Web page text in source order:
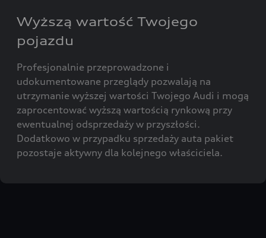
Wyższą wartość Twojego
pojazdu
Profesjonalnie przeprowadzone i
udokumentowane przeglądy pozwalają na
utrzymanie wyższej wartości Twojego Audi i mogą
zaprocentować wyższą wartością rynkową przy
ewentualnej odsprzedaży w przyszłości.
Dodatkowo w przypadku sprzedaży auta pakiet
pozostaje aktywny dla kolejnego właściciela.